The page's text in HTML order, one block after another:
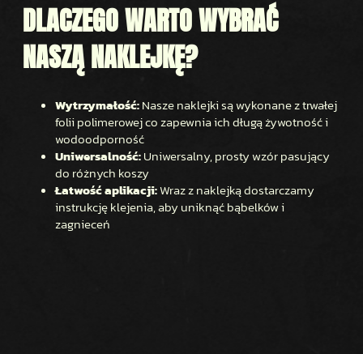
DLACZEGO WARTO WYBRAĆ
NASZĄ NAKLEJKĘ?
Wytrzymałość:Nasze naklejki są wykonane z trwałej
folii polimerowej co zapewnia ich długą żywotność i
wodoodporność
Uniwersalność:Uniwersalny, prosty wzór pasujący
do różnych koszy
Łatwość aplikacji:Wraz z naklejką dostarczamy
instrukcję klejenia, aby uniknąć bąbelków i
zagnieceń